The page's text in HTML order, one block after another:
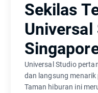
Sekilas
Universal Studio
dan langsung
Taman hiburan ini